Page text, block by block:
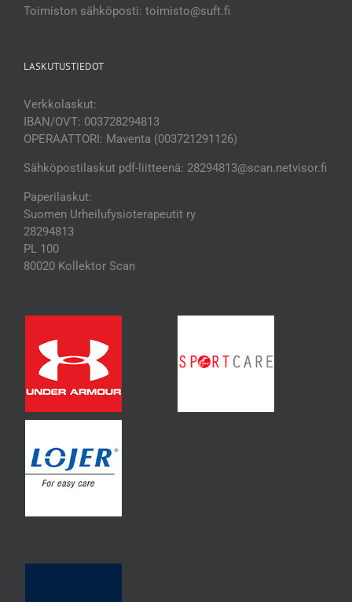
Toimiston sähköposti: toimisto@suft.fi
LASKUTUSTIEDOT
Verkkolaskut:
IBAN/OVT: 003728294813
OPERAATTORI: Maventa (003721291126)
Sähköpostilaskut pdf-liitteenä: 28294813@scan.netvisor.fi
Paperilaskut:
Suomen Urheilufysioterapeutit ry
28294813
PL 100
80020 Kollektor Scan